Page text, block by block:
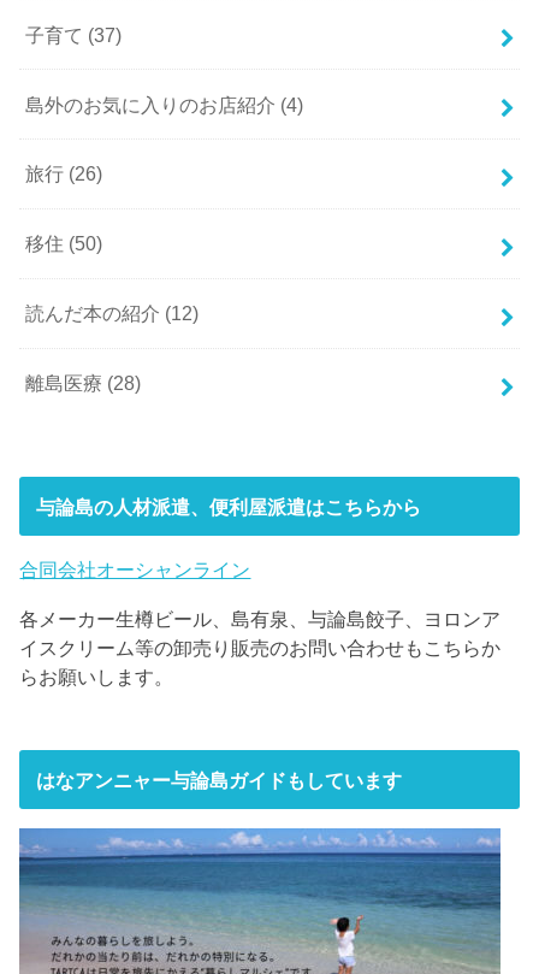
子育て (37)
島外のお気に入りのお店紹介 (4)
旅行 (26)
移住 (50)
読んだ本の紹介 (12)
離島医療 (28)
与論島の人材派遣、便利屋派遣はこちらから
合同会社オーシャンライン
各メーカー生樽ビール、島有泉、与論島餃子、ヨロンア
イスクリーム等の卸売り販売のお問い合わせもこちらか
らお願いします。
はなアンニャー与論島ガイドもしています